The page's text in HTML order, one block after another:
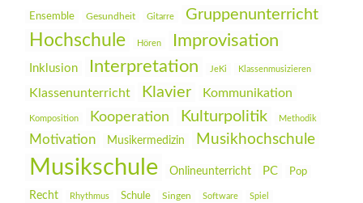
Ensemble Gesundheit Gitarre Gruppenunterricht
Hochschule Hören Improvisation
Inklusion Interpretation JeKi Klassenmusizieren
Klassenunterricht Klavier Kommunikation
Komposition Kooperation Kulturpolitik Methodik
Motivation Musikermedizin Musikhochschule
Musikschule Onlineunterricht PC Pop
Recht Rhythmus Schule Singen Software Spiel